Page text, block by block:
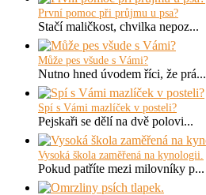
První pomoc při průjmu u psa?
Stačí maličkost, chvilka nepoz...
Může pes všude s Vámi?
Nutno hned úvodem říci, že prá...
Spí s Vámi mazlíček v posteli?
Pejskaři se dělí na dvě polovi...
Vysoká škola zaměřená na kynologii.
Pokud patříte mezi milovníky p...